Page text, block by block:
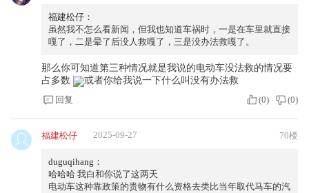
福建松仔：
虽然我不怎么看新闻，但我也知道车祸时，一是在车里就直接
嘎了，二是晕了后没人救嘎了，三是没办法救嘎了。
那么你可知道第三种情况就是我说的电动车没法救的情况要
占多数
或者你给我说一下什么叫没有办法救
回复
(0) (0)
福建松仔 2025-09-27 70楼
duguqihang：
哈哈哈 我白和你说了这两天
电动车这种靠政策的贵物有什么资格去类比当年取代马车的汽